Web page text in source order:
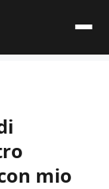
mio